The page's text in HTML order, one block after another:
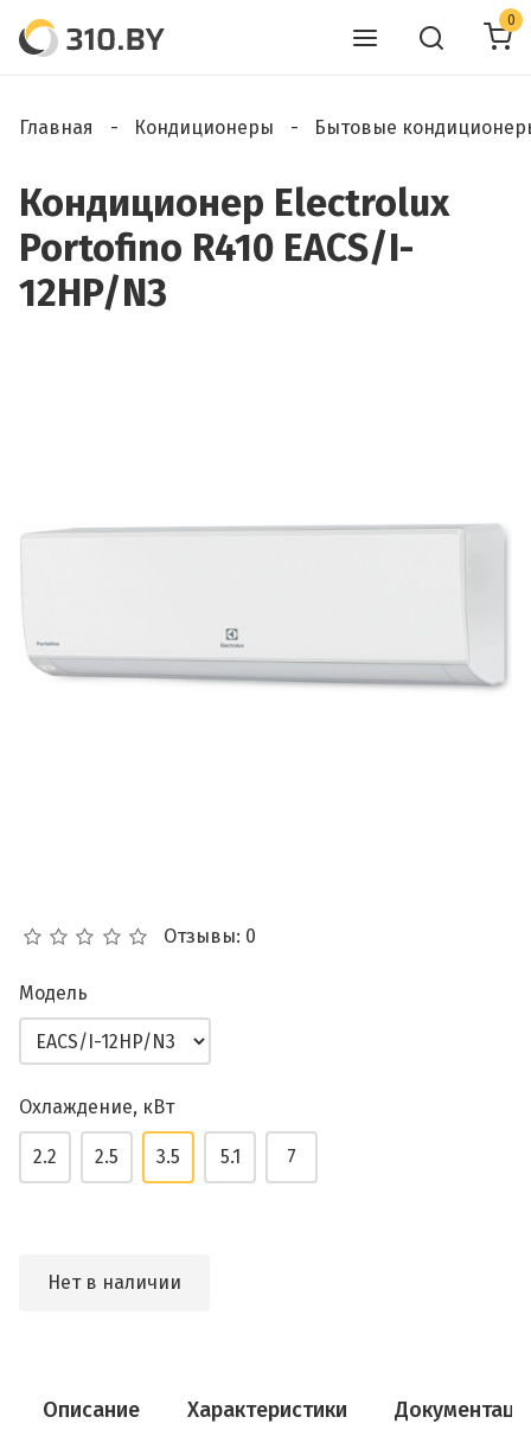
0
Главная Кондиционеры Бытовые
Кондиционер Electrolux
Portofino R410 EACS/I-
12HP/N3
Отзывы: 0
Модель
Охлаждение, кВт
2.2 2.5 3.5 5.1 7
Нет в наличии
Описание Характеристики